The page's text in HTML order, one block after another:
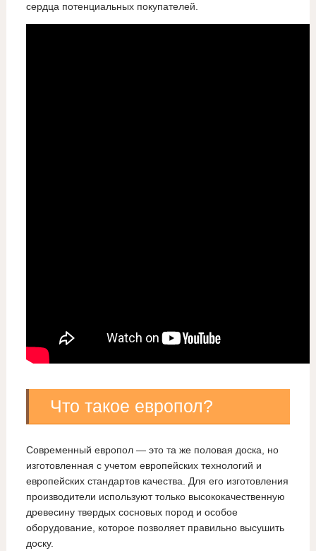
сердца потенциальных покупателей.
Что такое европол?
Современный европол — это та же половая доска, но
изготовленная с учетом европейских технологий и
европейских стандартов качества. Для его изготовления
производители используют только высококачественную
древесину твердых сосновых пород и особое
оборудование, которое позволяет правильно высушить
доску.